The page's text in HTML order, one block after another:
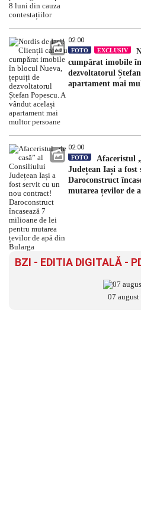
02:00
FOTO EXCLUSIV
cumpărat imobile
dezvoltatorul
apartament mai
02:00
FOTO
Afaceristul
Județean Iași a
Daroconstruct
mutarea țevilor de
BZI - EDITIA DIGITALĂ -
07 august